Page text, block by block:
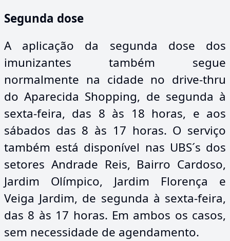
Segunda dose
A aplicação da segunda dose dos
imunizantes também segue
normalmente na cidade no drive-thru
do Aparecida Shopping, de segunda à
sexta-feira, das 8 às 18 horas, e aos
sábados das 8 às 17 horas. O serviço
também está disponível nas UBS´s dos
setores Andrade Reis, Bairro Cardoso,
Jardim Olímpico, Jardim Florença e
Veiga Jardim, de segunda à sexta-feira,
das 8 às 17 horas. Em ambos os casos,
sem necessidade de agendamento.